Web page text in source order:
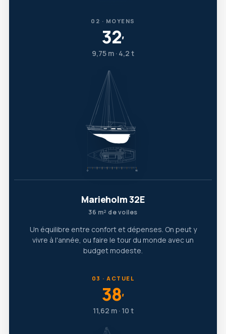
02 · MOYENS
32′
9,75 m · 4,2 t
Marieholm 32E
36 m² de voiles
Un équilibre entre confort et dépenses. On peut y
vivre à l'année, ou faire le tour du monde avec un
budget modeste.
03 · ACTUEL
38′
11,62 m · 10 t